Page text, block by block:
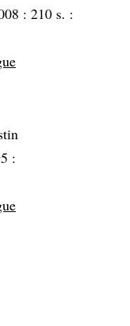
: 210 s. :
: